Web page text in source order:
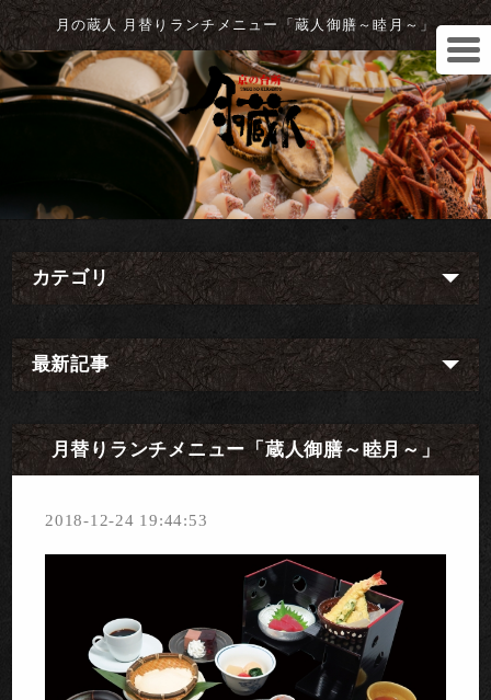
月の蔵人 月替りランチメニュー「蔵人御膳～睦月～」
カテゴリ
最新記事
月替りランチメニュー「蔵人御膳～睦月～」
2018-12-24 19:44:53